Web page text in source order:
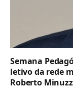
Semana
letivo da rede
Roberto